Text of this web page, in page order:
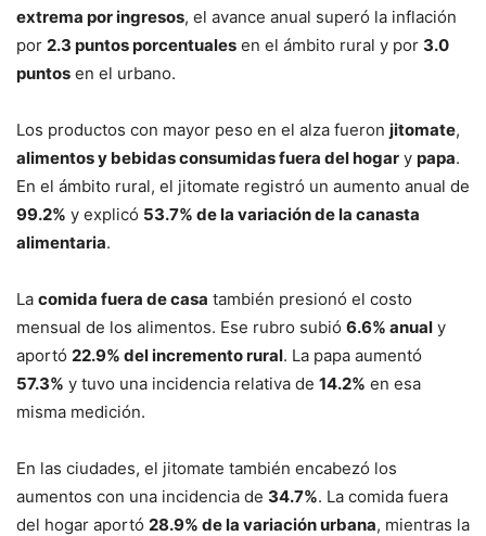
extrema por ingresos, el avance anual superó la inflación
por 2.3 puntos porcentuales en el ámbito rural y por 3.0
puntos en el urbano.
Los productos con mayor peso en el alza fueron jitomate,
alimentos y bebidas consumidas fuera del hogar y papa.
En el ámbito rural, el jitomate registró un aumento anual de
99.2% y explicó 53.7% de la variación de la canasta
alimentaria.
La comida fuera de casa también presionó el costo
mensual de los alimentos. Ese rubro subió 6.6% anual y
aportó 22.9% del incremento rural. La papa aumentó
57.3% y tuvo una incidencia relativa de 14.2% en esa
misma medición.
En las ciudades, el jitomate también encabezó los
aumentos con una incidencia de 34.7%. La comida fuera
del hogar aportó 28.9% de la variación urbana, mientras la